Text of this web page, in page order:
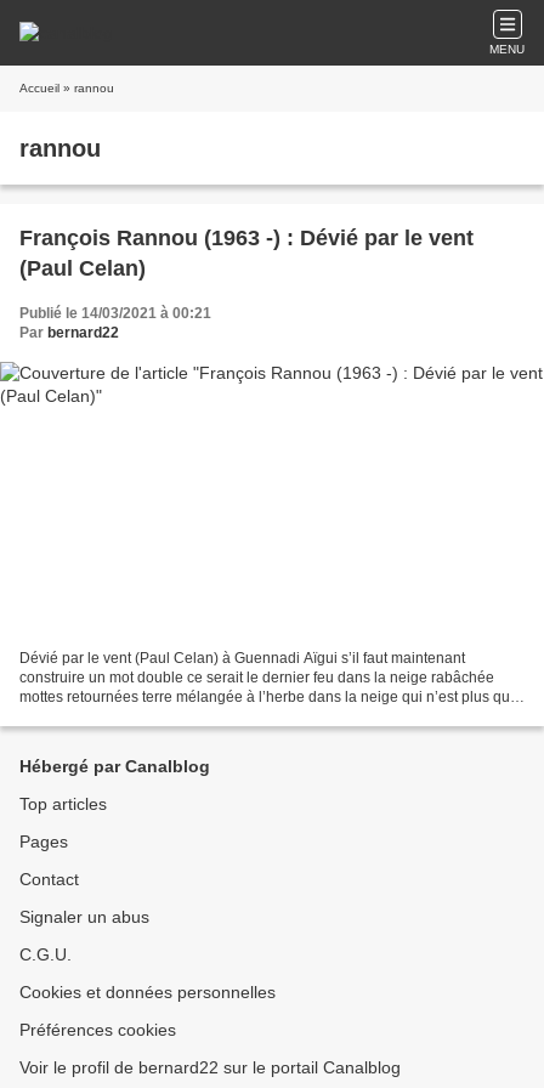
MENU
Accueil » rannou
rannou
François Rannou (1963 -) : Dévié par le vent
(Paul Celan)
Publié le 14/03/2021 à 00:21
Par bernard22
Dévié par le vent (Paul Celan) à Guennadi Aïgui s’il faut maintenant
construire un mot double ce serait le dernier feu dans la neige rabâchée
mottes retournées terre mélangée à l’herbe dans la neige qui n’est plus que
Hébergé par Canalblog
Top articles
Pages
Contact
Signaler un abus
C.G.U.
Cookies et données personnelles
Préférences cookies
Voir le profil de bernard22 sur le portail Canalblog